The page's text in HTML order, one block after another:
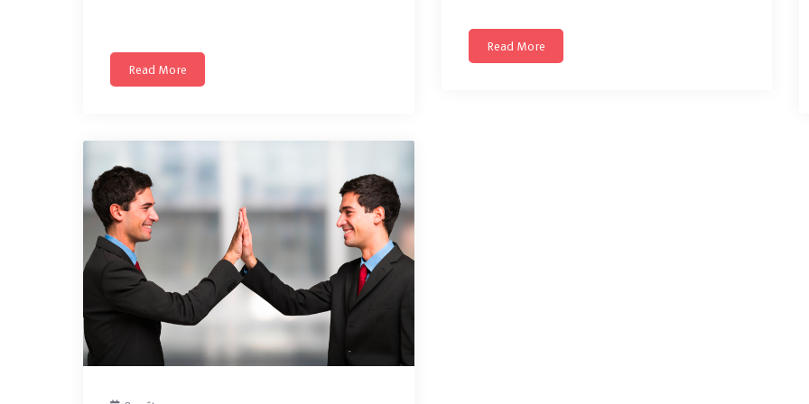
Read More
Read More